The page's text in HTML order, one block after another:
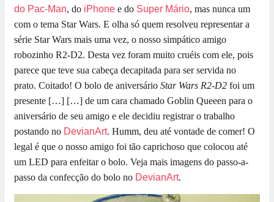
do Pac-Man, do iPhone e do Super Mário, mas nunca um
com o tema Star Wars. E olha só quem resolveu representar a
série Star Wars mais uma vez, o nosso simpático amigo
robozinho R2-D2. Desta vez foram muito cruéis com ele, pois
parece que teve sua cabeça decapitada para ser servida no
prato. Coitado! O bolo de aniversário Star Wars R2-D2 foi um
presente […] […] de um cara chamado Goblin Queeen para o
aniversário de seu amigo e ele decidiu registrar o trabalho
postando no DevianArt. Humm, deu até vontade de comer! O
legal é que o nosso amigo foi tão caprichoso que colocou até
um LED para enfeitar o bolo. Veja mais imagens do passo-a-
passo da confecção do bolo no DevianArt.